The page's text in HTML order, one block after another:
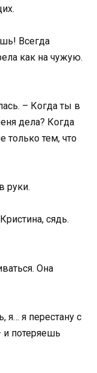
Всегда
как на чужую.
– Когда ты в
дела? Когда
только тем, что
руки.
сядь.
Она
я… я перестану с
потеряешь